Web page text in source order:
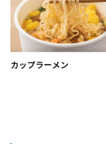
カップラーメン